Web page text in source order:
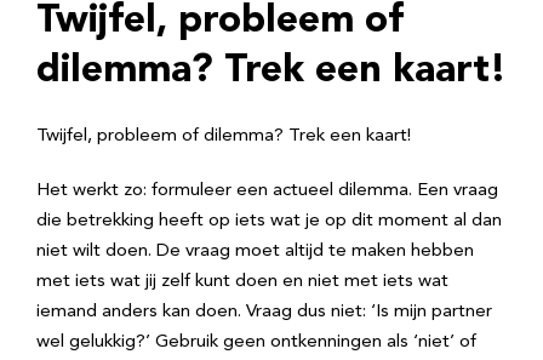
Twijfel, probleem of
dilemma? Trek een kaart!
Twijfel, probleem of dilemma? Trek een kaart!
Het werkt zo: formuleer een actueel dilemma. Een vraag
die betrekking heeft op iets wat je op dit moment al dan
niet wilt doen. De vraag moet altijd te maken hebben
met iets wat jij zelf kunt doen en niet met iets wat
iemand anders kan doen. Vraag dus niet: ‘Is mijn partner
wel gelukkig?’ Gebruik geen ontkenningen als ‘niet’ of